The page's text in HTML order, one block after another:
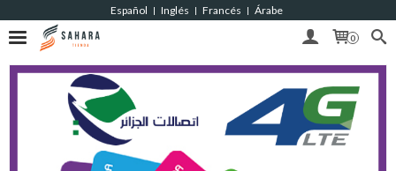
Español | Inglés | Francés | Árabe
0